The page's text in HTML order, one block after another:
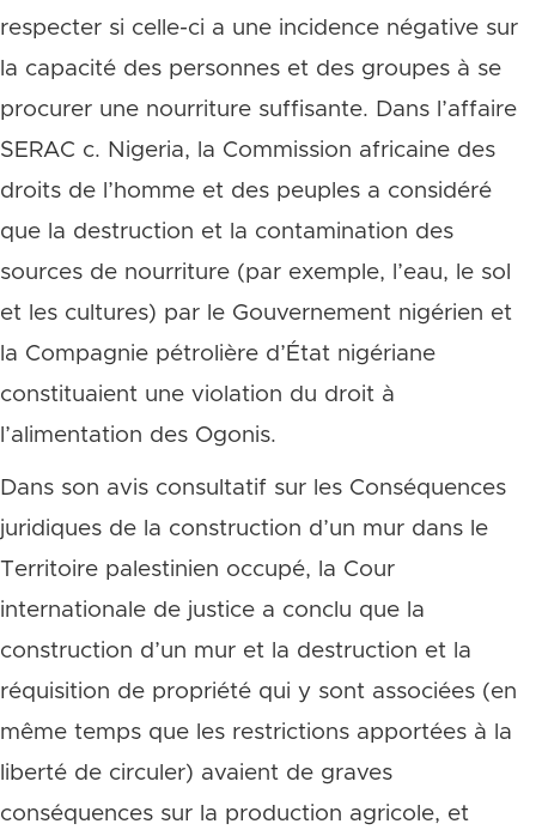
respecter si celle-ci a une incidence négative sur
la capacité des personnes et des groupes à se
procurer une nourriture suffisante. Dans l’affaire
SERAC c. Nigeria, la Commission africaine des
droits de l’homme et des peuples a considéré
que la destruction et la contamination des
sources de nourriture (par exemple, l’eau, le sol
et les cultures) par le Gouvernement nigérien et
la Compagnie pétrolière d’État nigériane
constituaient une violation du droit à
l’alimentation des Ogonis.
Dans son avis consultatif sur les Conséquences
juridiques de la construction d’un mur dans le
Territoire palestinien occupé, la Cour
internationale de justice a conclu que la
construction d’un mur et la destruction et la
réquisition de propriété qui y sont associées (en
même temps que les restrictions apportées à la
liberté de circuler) avaient de graves
conséquences sur la production agricole, et